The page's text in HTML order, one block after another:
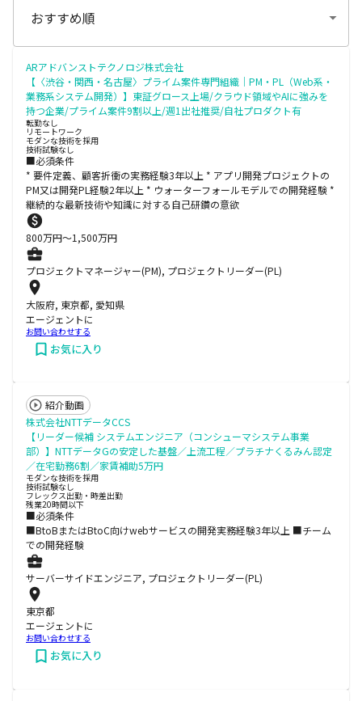
ARアドバンストテクノロジ株式会社
【〈渋谷・関西・名古屋〉プライム案件専門組織｜PM・PL（Web系・
業務系システム開発）】東証グロース上場/クラウド領域やAIに強みを
持つ企業/プライム案件9割以上/週1出社推奨/自社プロダクト有
転勤なし
リモートワーク
モダンな技術を採用
技術試験なし
■必須条件
* 要件定義、顧客折衝の実務経験3年以上 * アプリ開発プロジェクトの
PM又は開発PL経験2年以上 * ウォーターフォールモデルでの開発経験 *
継続的な最新技術や知識に対する自己研鑽の意欲
800万円〜1,500万円
プロジェクトマネージャー(PM), プロジェクトリーダー(PL)
大阪府, 東京都, 愛知県
エージェントに
お問い合わせする
お気に入り
紹介動画
株式会社NTTデータCCS
【リーダー候補 システムエンジニア（コンシューマシステム事業
部）】NTTデータGの安定した基盤／上流工程／プラチナくるみん認定
／在宅勤務6割／家賃補助5万円
モダンな技術を採用
技術試験なし
フレックス出勤・時差出勤
残業20時間以下
■必須条件
■BtoBまたはBtoC向けwebサービスの開発実務経験3年以上 ■チーム
での開発経験
サーバーサイドエンジニア, プロジェクトリーダー(PL)
東京都
エージェントに
お問い合わせする
お気に入り